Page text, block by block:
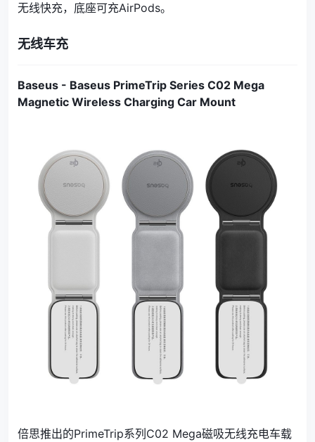
无线快充，底座可充AirPods。
无线车充
Baseus - Baseus PrimeTrip Series C02 Mega
Magnetic Wireless Charging Car Mount
倍思推出的PrimeTrip系列C02 Mega磁吸无线充电车载